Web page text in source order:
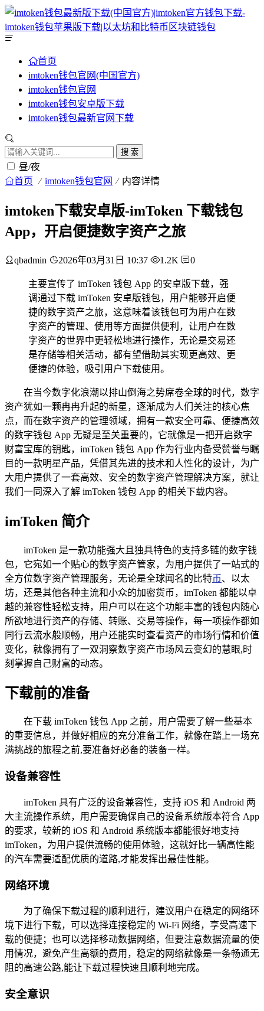
首页
imtoken钱包官网(中国官方)
imtoken钱包官网
imtoken钱包安卓版下载
imtoken钱包最新官网下载
搜 索
昼/夜
首页 imtoken钱包官网 内容详情
imtoken下载安卓版-imToken 下载钱包
App，开启便捷数字资产之旅
qbadmin 2026年03月31日 10:37 1.2K 0
主要宣传了 imToken 钱包 App 的安卓版下载，强
调通过下载 imToken 安卓版钱包，用户能够开启便
捷的数字资产之旅，这意味着该钱包可为用户在数
字资产的管理、使用等方面提供便利，让用户在数
字资产的世界中更轻松地进行操作，无论是交易还
是存储等相关活动，都有望借助其实现更高效、更
便捷的体验，吸引用户下载使用。
在当今数字化浪潮以排山倒海之势席卷全球的时代，数字
资产犹如一颗冉冉升起的新星，逐渐成为人们关注的核心焦
点，而在数字资产的管理领域，拥有一款安全可靠、便捷高效
的数字钱包 App 无疑是至关重要的，它就像是一把开启数字
财富宝库的钥匙，imToken 钱包 App 作为行业内备受赞誉与瞩
目的一款明星产品，凭借其先进的技术和人性化的设计，为广
大用户提供了一套高效、安全的数字资产管理解决方案，就让
我们一同深入了解 imToken 钱包 App 的相关下载内容。
imToken 简介
imToken 是一款功能强大且独具特色的支持多链的数字钱
包，它宛如一个贴心的数字资产管家，为用户提供了一站式的
全方位数字资产管理服务，无论是全球闻名的比特币、以太
坊，还是其他各种主流和小众的加密货币，imToken 都能以卓
越的兼容性轻松支持，用户可以在这个功能丰富的钱包内随心
所欲地进行资产的存储、转账、交易等操作，每一项操作都如
同行云流水般顺畅，用户还能实时查看资产的市场行情和价值
变化，就像拥有了一双洞察数字资产市场风云变幻的慧眼,时
刻掌握自己财富的动态。
下载前的准备
在下载 imToken 钱包 App 之前，用户需要了解一些基本
的重要信息，并做好相应的充分准备工作，就像在踏上一场充
满挑战的旅程之前,要准备好必备的装备一样。
设备兼容性
imToken 具有广泛的设备兼容性，支持 iOS 和 Android 两
大主流操作系统，用户需要确保自己的设备系统版本符合 App
的要求，较新的 iOS 和 Android 系统版本都能很好地支持
imToken，为用户提供流畅的使用体验，这就好比一辆高性能
的汽车需要适配优质的道路,才能发挥出最佳性能。
网络环境
为了确保下载过程的顺利进行，建议用户在稳定的网络环
境下进行下载，可以选择连接稳定的 Wi-Fi 网络，享受高速下
载的便捷；也可以选择移动数据网络，但要注意数据流量的使
用情况，避免产生高额的费用，稳定的网络就像是一条畅通无
阻的高速公路,能让下载过程快速且顺利地完成。
安全意识